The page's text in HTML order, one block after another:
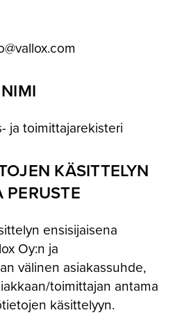
ja toimittajarekisteri
KÄSITTELYN
PERUSTE
ensisijaisena
Oy:n ja
välinen asiakassuhde,
toimittajan antama
käsittelyyn.